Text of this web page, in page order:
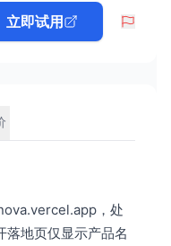
立即试用
，处
落地页仅显示产品名